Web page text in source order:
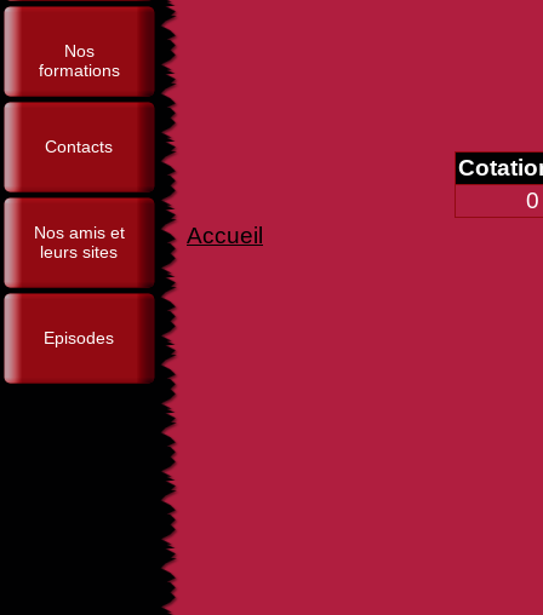
Nos
formations
Contacts
Nos amis et
leurs sites
Episodes
0
Accueil